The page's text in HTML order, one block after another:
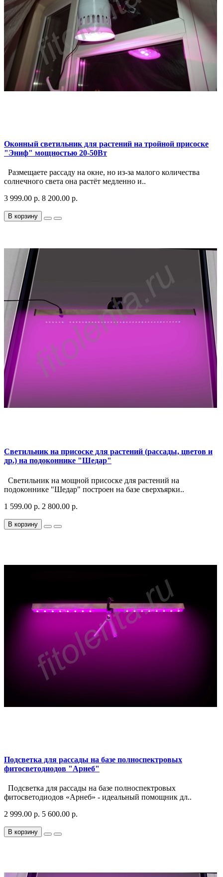
Оконный светильник для растений на тройной присоске
"Эниф" мощностью 20-50Вт
Размещаете рассаду на окне, но из-за малого количества
солнечного света она растёт медленно и..
3 999.00 р. 8 200.00 р.
В корзину
Светильник на присоске для растений (рассады, цветов и
др.) на подоконнике "Шедар"
Светильник на мощной присоске для растений на
подоконнике "Шедар" построен на базе сверхъярки..
1 599.00 р. 2 800.00 р.
В корзину
Подсветка для рассады на базе полноспектровых
фитосветодиодов "Арнеб"
Подсветка для рассады на базе полноспектровых
фитосветодиодов «Арнеб» - идеальный помощник дл..
2 999.00 р. 5 600.00 р.
В корзину